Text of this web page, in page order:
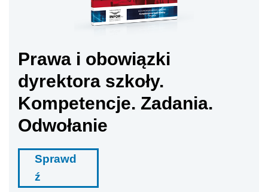
Prawa i obowiązki
dyrektora szkoły.
Kompetencje. Zadania.
Odwołanie
Sprawd
ź